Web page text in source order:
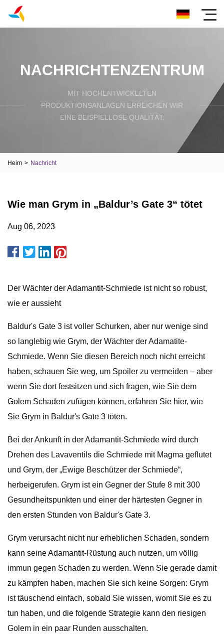
NACHRICHTENZENTRUM
MIT HOCHENTWICKELTEN
PRODUKTIONSANLAGEN ERREICHEN WIR
EINE BEISPIELLOSE QUALITÄT.
Heim > Nachricht
Wie man Grym in „Baldur’s Gate 3“ tötet
Aug 06, 2023
Der Wächter der Adamantit-Schmiede ist nicht so robust,
wie er aussieht
Baldur's Gate 3 ist voller Schurken, aber nur wenige sind
so langlebig wie Grym, der Wächter der Adamatite-
Schmiede. Wenn Sie diesen Bereich noch nicht erreicht
haben, schauen Sie weg, um Spoiler zu vermeiden – aber
wenn Sie dort festsitzen und sich fragen, wie Sie dem
Golem Schaden zufügen können, erfahren Sie hier, wie
Sie Grym in Baldur's Gate 3 töten.
Bei der Ankunft in der Adamantit-Schmiede wird durch
Drehen des Lavaventils die Schmiede mit Magma geflutet
und Grym, der „Ewige Beschützer der Schmiede“,
herbeigerufen. Grym ist ein Gegner der Stufe 8 mit 300
Gesundheitspunkten und einer der härtesten Gegner in
den ersten Stunden von Baldur's Gate 3.
Grym verursacht nicht nur erheblichen Schaden, sondern
kann seine Adamantit-Rüstung auch nutzen, um völlig
immun gegen Schaden zu werden. Wenn Sie gerade damit
zu kämpfen haben, machen Sie sich keine Sorgen: Grym
ist täuschend einfach, sobald Sie wissen, womit Sie es zu
tun haben, und die folgende Strategie kann den riesigen
Golem in ein paar Runden ausschalten.